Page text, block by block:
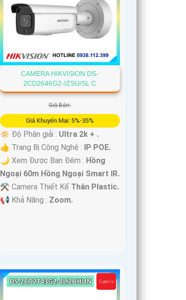
CAMERA HIKVISION DS-
2CD2646G2-IZSU/SL C
Giá Bán:
Giá Khuyến Mại: 5%-35%
🔅 Độ Phân giải : Ultra 2k + .
👍 Trang Bị Công Nghệ : IP POE.
🌙 Xem Được Ban Đêm : Hồng
Ngoại 60m Hồng Ngoại Smart IR.
⚒ Camera Thiết Kế Thân Plastic.
️📢 Khả Năng : Zoom.